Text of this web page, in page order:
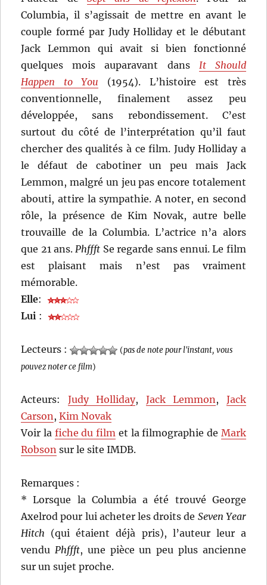
Columbia, il s’agissait de mettre en avant le
couple formé par Judy Holliday et le débutant
Jack Lemmon qui avait si bien fonctionné
quelques mois auparavant dans It Should
Happen to You (1954). L’histoire est très
conventionnelle, finalement assez peu
développée, sans rebondissement. C’est
surtout du côté de l’interprétation qu’il faut
chercher des qualités à ce film. Judy Holliday a
le défaut de cabotiner un peu mais Jack
Lemmon, malgré un jeu pas encore totalement
abouti, attire la sympathie. A noter, en second
rôle, la présence de Kim Novak, autre belle
trouvaille de la Columbia. L’actrice n’a alors
que 21 ans.Phffft Se regarde sans ennui. Le film
est plaisant mais n’est pas vraiment
mémorable.
Elle:
Lui :
Lecteurs : (pas de note pour l'instant, vous
pouvez noter ce film)
Acteurs: Judy Holliday, Jack Lemmon, Jack
Carson,Kim Novak
Voir la fiche du film et la filmographie de Mark
Robson sur le site IMDB.
Remarques :
* Lorsque la Columbia a été trouvé George
Axelrod pour lui acheter les droits de Seven Year
Hitch (qui étaient déjà pris), l’auteur leur a
venduPhffft, une pièce un peu plus ancienne
sur un sujet proche.